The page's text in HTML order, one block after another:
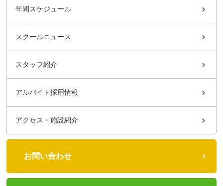
年間スケジュール
スクールニュース
スタッフ紹介
アルバイト採用情報
アクセス・施設紹介
お問い合わせ